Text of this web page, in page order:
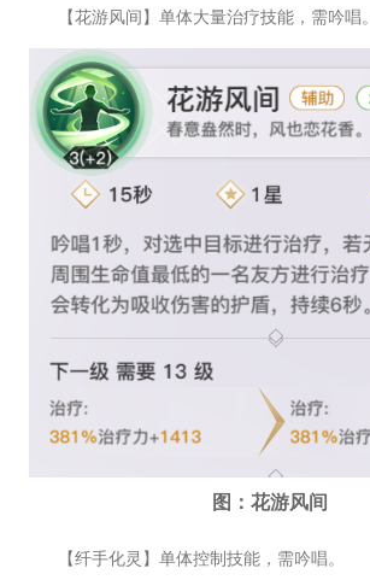
【花游风间】单体大量治疗技能，需吟唱。
图：花游风间
【纤手化灵】单体控制技能，需吟唱。